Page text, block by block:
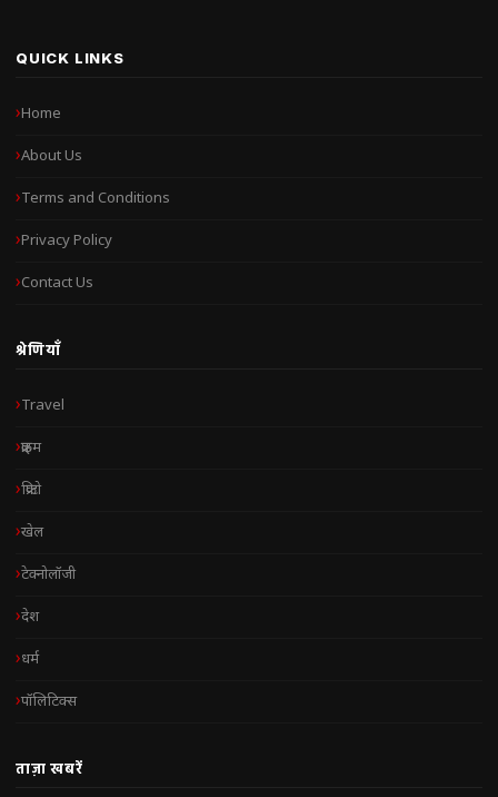
QUICK LINKS
Home
About Us
Terms and Conditions
Privacy Policy
Contact Us
श्रेणियाँ
Travel
क्राइम
क्रिप्टो
खेल
टेक्नोलॉजी
देश
धर्म
पॉलिटिक्स
ताज़ा खबरें